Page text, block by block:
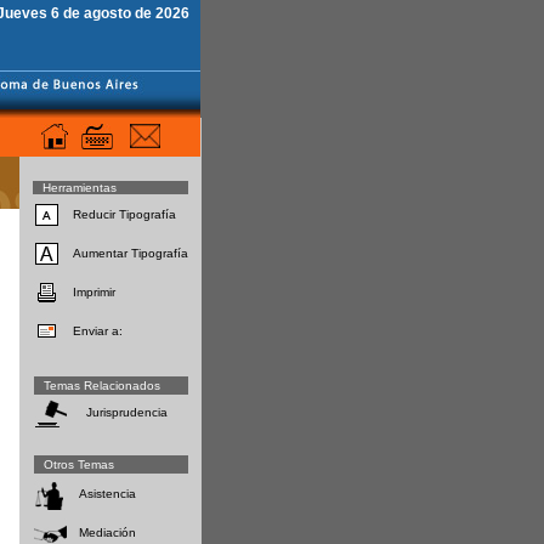
6 de agosto de 2026
Herramientas
Reducir Tipografía
Aumentar Tipografía
Imprimir
Enviar a:
Temas Relacionados
Jurisprudencia
Otros Temas
Asistencia
Mediación